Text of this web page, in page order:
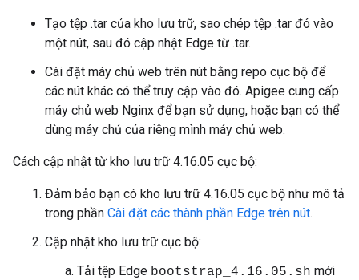
Tạo tệp .tar của kho lưu trữ, sao chép tệp .tar đó vào
một nút, sau đó cập nhật Edge từ .tar.
Cài đặt máy chủ web trên nút bằng repo cục bộ để
các nút khác có thể truy cập vào đó. Apigee cung cấp
máy chủ web Nginx để bạn sử dụng, hoặc bạn có thể
dùng máy chủ của riêng mình máy chủ web.
Cách cập nhật từ kho lưu trữ 4.16.05 cục bộ:
Đảm bảo bạn có kho lưu trữ 4.16.05 cục bộ như mô tả
trong phần Cài đặt các thành phần Edge trên nút.
Cập nhật kho lưu trữ cục bộ:
Tải tệp Edge bootstrap_4.16.05.sh mới